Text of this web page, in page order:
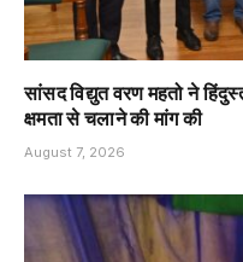
सांसद विद्युत वरण महतो ने
क्षमता से चलाने की मांग की
August 7, 2026